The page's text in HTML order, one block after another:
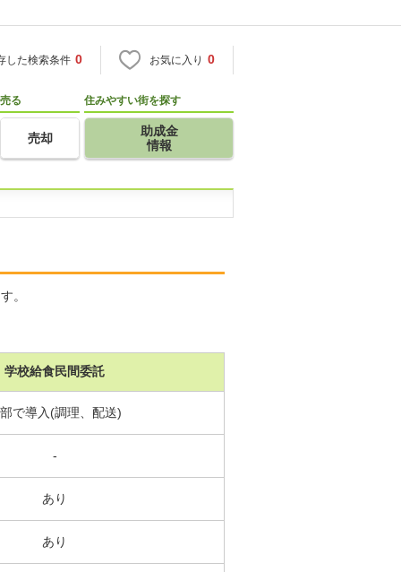
した検索条件 0 お気に入り 0
売る
売却
住みやすい街を探す
助成金
情報
。
学校給食民間委託
で導入(調理、配送)
-
あり
あり